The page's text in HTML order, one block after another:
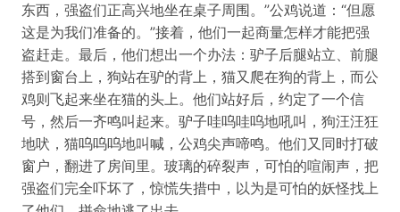
东西，强盗们正高兴地坐在桌子周围。”公鸡说道：“但愿
这是为我们准备的。”接着，他们一起商量怎样才能把强
盗赶走。最后，他们想出一个办法：驴子后腿站立、前腿
搭到窗台上，狗站在驴的背上，猫又爬在狗的背上，而公
鸡则飞起来坐在猫的头上。他们站好后，约定了一个信
号，然后一齐鸣叫起来。驴子哇呜哇呜地吼叫，狗汪汪狂
地吠，猫呜呜呜地叫喊，公鸡尖声啼鸣。他们又同时打破
窗户，翻进了房间里。玻璃的碎裂声，可怕的喧闹声，把
强盗们完全吓坏了，惊慌失措中，以为是可怕的妖怪找上